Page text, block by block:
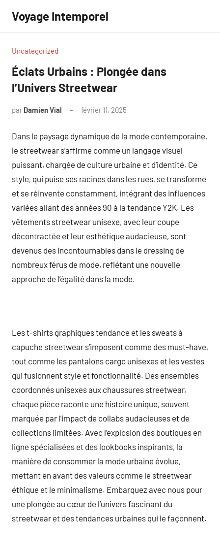
contenu
Voyage Intemporel
Uncategorized
Éclats Urbains : Plongée dans
l’Univers Streetwear
par Damien Vial février 11, 2025
Dans le paysage dynamique de la mode contemporaine,
le streetwear s’affirme comme un langage visuel
puissant, chargée de culture urbaine et d’identité. Ce
style, qui puise ses racines dans les rues, se transforme
et se réinvente constamment, intégrant des influences
variées allant des années 90 à la tendance Y2K. Les
vêtements streetwear unisexe, avec leur coupe
décontractée et leur esthétique audacieuse, sont
devenus des incontournables dans le dressing de
nombreux férus de mode, reflétant une nouvelle
approche de l’égalité dans la mode.
Les t-shirts graphiques tendance et les sweats à
capuche streetwear s’imposent comme des must-have,
tout comme les pantalons cargo unisexes et les vestes
qui fusionnent style et fonctionnalité. Des ensembles
coordonnés unisexes aux chaussures streetwear,
chaque pièce raconte une histoire unique, souvent
marquée par l’impact de collabs audacieuses et de
collections limitées. Avec l’explosion des boutiques en
ligne spécialisées et des lookbooks inspirants, la
manière de consommer la mode urbaine évolue,
mettant en avant des valeurs comme le streetwear
éthique et le minimalisme. Embarquez avec nous pour
une plongée au cœur de l’univers fascinant du
streetwear et des tendances urbaines qui le façonnent.